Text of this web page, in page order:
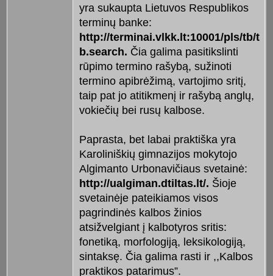
yra sukaupta Lietuvos Respublikos
terminų banke:
http://terminai.vlkk.lt:10001/pls/tb/t
b.search. Čia galima pasitikslinti
rūpimo termino rašybą, sužinoti
termino apibrėžimą, vartojimo sritį,
taip pat jo atitikmenį ir rašybą anglų,
vokiečių bei rusų kalbose.
Paprasta, bet labai praktiška yra
Karoliniškių gimnazijos mokytojo
Algimanto Urbonavičiaus svetainė:
http://ualgiman.dtiltas.lt/. Šioje
svetainėje pateikiamos visos
pagrindinės kalbos žinios
atsižvelgiant į kal­botyros sritis:
fonetiką, morfologiją, leksikologiją,
sintaksę. Čia galima rasti ir ,,Kalbos
praktikos patarimus”.